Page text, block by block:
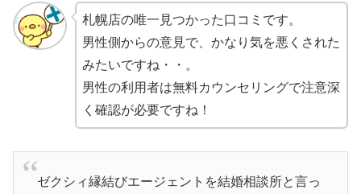
札幌店の唯一見つかった口コミです。
男性側からの意見で、かなり気を悪くされた
みたいですね・・。
男性の利用者は無料カウンセリングで注意深
く確認が必要ですね！
ゼクシィ縁結びエージェントを結婚相談所と言っ